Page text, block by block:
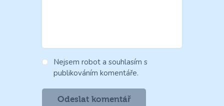
Nejsem robot a souhlasím s
publikováním komentáře.